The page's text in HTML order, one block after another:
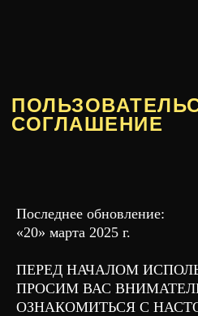
Последнее обновление:
«20» марта 2025 г.
ПЕРЕД НАЧАЛОМ
ПРОСИМ ВАС
ОЗНАКОМИТЬСЯ С